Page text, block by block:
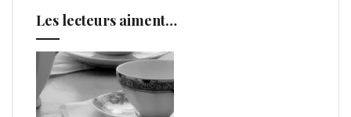
Les lecteurs aiment…